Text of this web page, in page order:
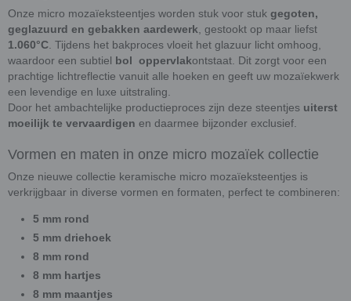
Onze micro mozaïeksteentjes worden stuk voor stuk gegoten,
geglazuurd en gebakken aardewerk , gestookt op maar liefst
1.060°C . Tijdens het bakproces vloeit het glazuur licht omhoog,
waardoor een subtiel bol oppervlakontstaat. Dit zorgt voor een
prachtige lichtreflectie vanuit alle hoeken en geeft uw mozaïekwerk
een levendige en luxe uitstraling.
Door het ambachtelijke productieproces zijn deze steentjes uiterst
moeilijk te vervaardigen en daarmee bijzonder exclusief.
Vormen en maten in onze micro mozaïek collectie
Onze nieuwe collectie keramische micro mozaïeksteentjes is
verkrijgbaar in diverse vormen en formaten, perfect te combineren:
5 mm rond
5 mm driehoek
8 mm rond
8 mm hartjes
8 mm maantjes